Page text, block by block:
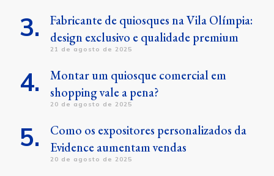
Fabricante de quiosques na Vila Olímpia:
design exclusivo e qualidade premium
21 de agosto de 2025
Montar um quiosque comercial em
shopping vale a pena?
20 de agosto de 2025
Como os expositores personalizados da
Evidence aumentam vendas
20 de agosto de 2025